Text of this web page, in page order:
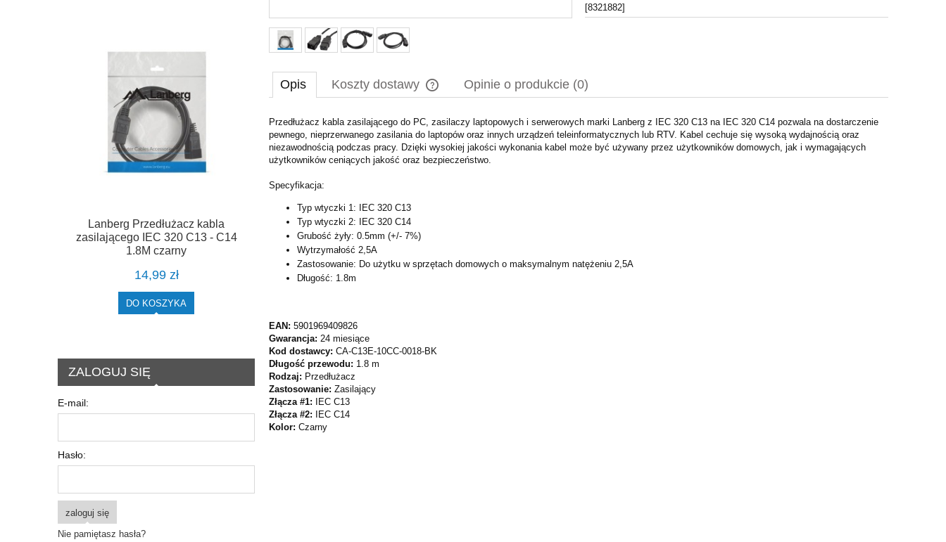
Lanberg Przedłużacz kabla
zasilającego IEC 320 C13 - C14
1.8M czarny
14,99 zł
DO KOSZYKA
ZALOGUJ SIĘ
E-mail:
Hasło:
zaloguj się
Nie pamiętasz hasła?
[8321882]
Opis Koszty dostawy
Cena nie zawiera ewentualnych kosztów
płatności
Opinie o produkcie (0)
Przedłużacz kabla zasilającego do PC, zasilaczy laptopowych i serwerowych marki Lanberg z IEC 320 C13 na IEC 320 C14 pozwala na dostarczenie
pewnego, nieprzerwanego zasilania do laptopów oraz innych urządzeń teleinformatycznych lub RTV. Kabel cechuje się wysoką wydajnością oraz
niezawodnością podczas pracy. Dzięki wysokiej jakości wykonania kabel może być używany przez użytkowników domowych, jak i wymagających
użytkowników ceniących jakość oraz bezpieczeństwo.
Specyfikacja:
Typ wtyczki 1: IEC 320 C13
Typ wtyczki 2: IEC 320 C14
Grubość żyły: 0.5mm (+/- 7%)
Wytrzymałość 2,5A
Zastosowanie: Do użytku w sprzętach domowych o maksymalnym natężeniu 2,5A
Długość: 1.8m
EAN: 5901969409826
Gwarancja: 24 miesiące
Kod dostawcy: CA-C13E-10CC-0018-BK
Długość przewodu: 1.8 m
Rodzaj: Przedłużacz
Zastosowanie: Zasilający
Złącza #1: IEC C13
Złącza #2: IEC C14
Kolor: Czarny